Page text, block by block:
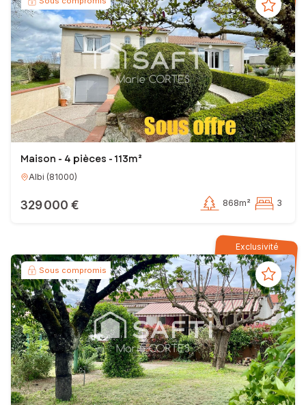
Maison - 4 pièces - 113m²
Albi (81000)
329 000 € 868m² 3
Exclusivité
Sous compromis